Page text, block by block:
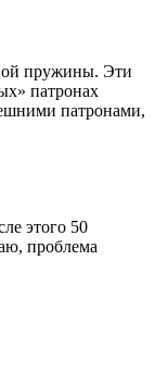
пружины. Эти
патронах
патронами,
этого 50
проблема